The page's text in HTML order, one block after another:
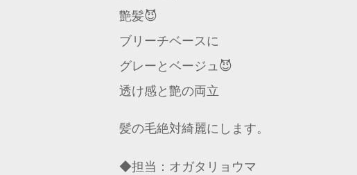
艶髪😈
ブリーチベースに
グレーとベージュ😈
透け感と艶の両立
髪の毛絶対綺麗にします。
◆担当：オガタリョウマ